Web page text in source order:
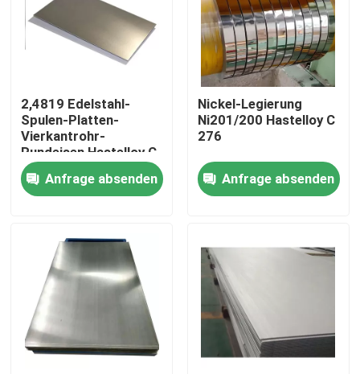
Über uns
Fabrik-Ausflug
Qualitätskontrolle
Treten Sie mit uns in Verbindung
Material Inconel 625
Incoloy 800-Material
2,4819 Edelstahl-
Spulen-Platten-
Vierkantrohr-
Rundeisen Hastelloy C
276
Anfrage absenden
Nickel-Legierung
Ni201/200 Hastelloy C
276
Anfrage absenden